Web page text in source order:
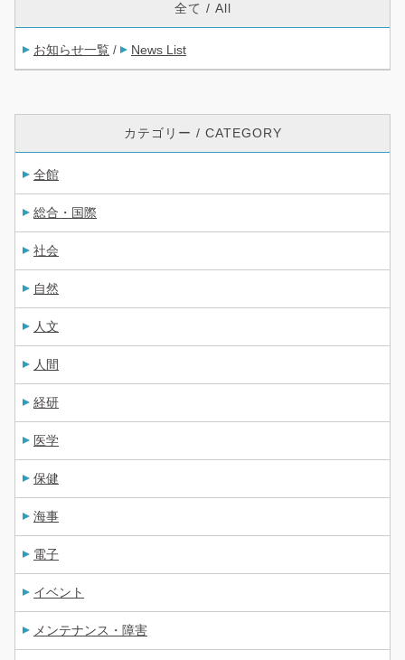
全て / All
お知らせ一覧 / News List
カテゴリー / CATEGORY
全館
総合・国際
社会
自然
人文
人間
経研
医学
保健
海事
電子
イベント
メンテナンス・障害